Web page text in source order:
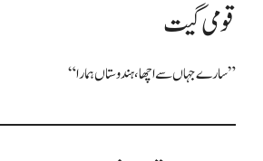
قومی گیت
“سارے جہاں سے اچھا، ہندوستاں ہمارا”